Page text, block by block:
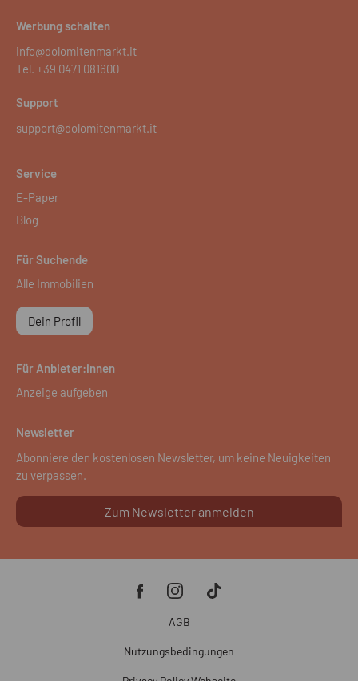
Werbung schalten
info@dolomitenmarkt.it
Tel. +39 0471 081600
Support
support@dolomitenmarkt.it
Service
E-Paper
Blog
Für Suchende
Alle Immobilien
Dein Profil
Für Anbieter:innen
Anzeige aufgeben
Newsletter
Abonniere den kostenlosen Newsletter, um keine Neuigkeiten
zu verpassen.
Zum Newsletter anmelden
AGB
Nutzungsbedingungen